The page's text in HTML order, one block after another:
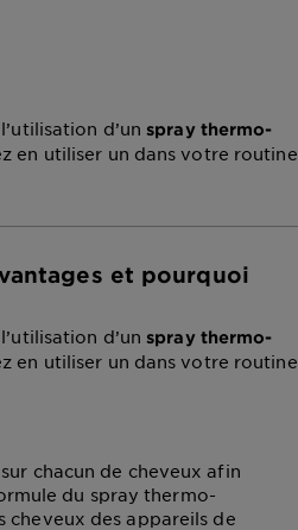
d’unspray thermo-
en utiliser un dans votre routine
et pourquoi
d’unspray thermo-
en utiliser un dans votre routine
chacun de cheveux afin
du spray thermo-
des appareils de